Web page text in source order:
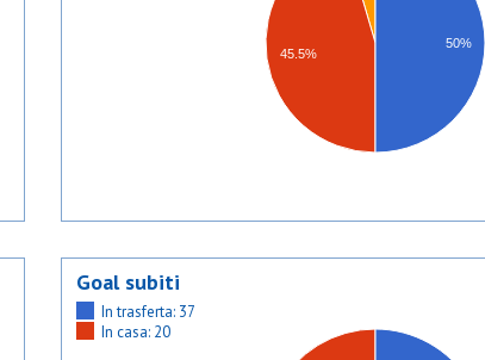
45.5%
50%
Goal subiti
In trasferta: 37
In casa: 20